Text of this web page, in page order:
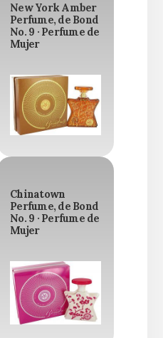
New York Amber
Perfume, de Bond
No. 9 · Perfume de
Mujer
Chinatown
Perfume, de Bond
No. 9 · Perfume de
Mujer